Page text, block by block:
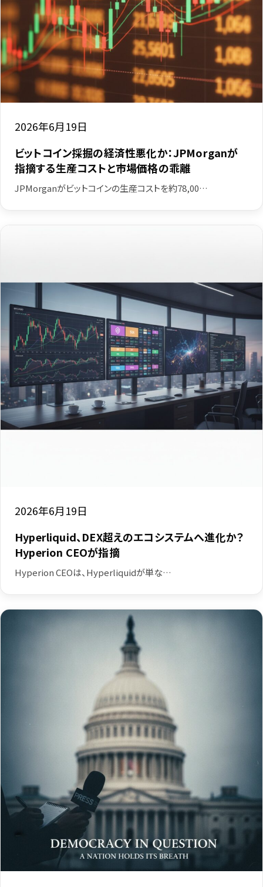
2026年6月19日
ビットコイン採掘の経済性悪化か：JPMorganが
指摘する生産コストと市場価格の乖離
JPMorganがビットコインの生産コストを約78,00…
2026年6月19日
Hyperliquid、DEX超えのエコシステムへ進化か？
Hyperion CEOが指摘
Hyperion CEOは、Hyperliquidが単な…